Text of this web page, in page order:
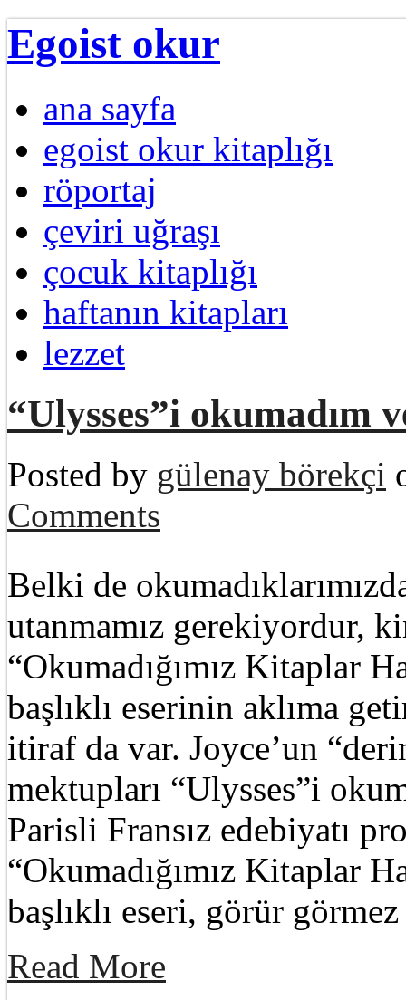
Egoist okur
ana sayfa
egoist okur kitaplığı
röportaj
çeviri uğraşı
çocuk kitaplığı
haftanın kitapları
lezzet
“Ulysses”i okumadım
Posted by gülenay börekçi
Comments
Belki de
utanmamız gerekiyordur,
“Okumadığımız Kitaplar
başlıklı eserinin aklıma
itiraf da var. Joyce’un
mektupları “Ulysses”i
Parisli Fransız edebiyatı
“Okumadığımız Kitaplar
başlıklı eseri, görür
Read More